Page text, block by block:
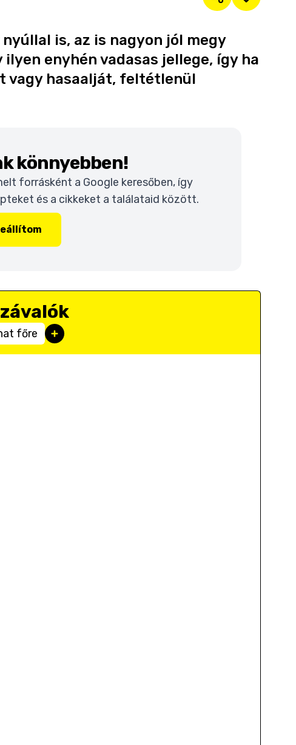
is, az is nagyon jól megy
enyhén vadasas jellege, így ha
vagy hasaalját, feltétlenül
könnyebben!
forrásként a Google keresőben, így
és a cikkeket a találataid között.
főre